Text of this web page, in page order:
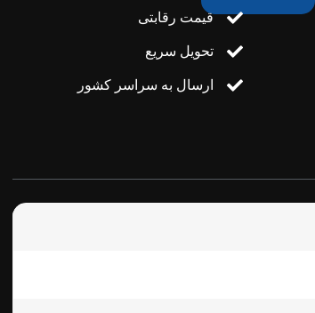
قیمت رقابتی
تحویل سریع
ارسال به سراسر کشور